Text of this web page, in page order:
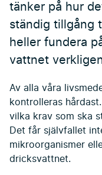
tänker på hur
ständig tillgång
heller fundera
vattnet
Av alla våra
kontrolleras
vilka krav som ska
Det får självfallet
mikroorganismer
dricksvattnet.